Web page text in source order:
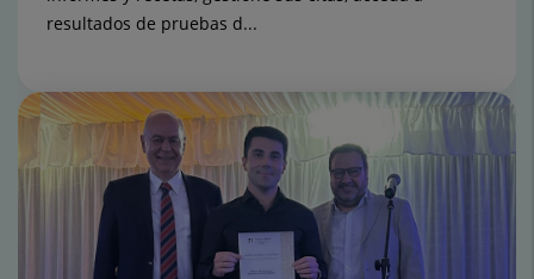
resultados de pruebas d...